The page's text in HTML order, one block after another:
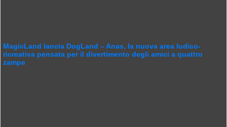
MagicLand lancia DogLand – Anas, la nuova area ludico-
ricreativa pensata per il divertimento degli amici a quattro
zampe